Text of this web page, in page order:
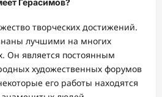
Герасимов?
творческих достижений.
лучшими на многих
Он является постоянным
художественных форумов
его работы находятся